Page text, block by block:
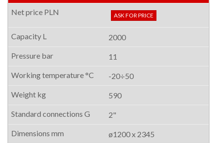
ASK FOR PRICE
2000
11
-20÷50
590
2"
ø1200 x 2345